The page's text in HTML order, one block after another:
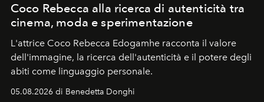
Coco Rebecca alla ricerca di autenticità tra
cinema, moda e sperimentazione
L'attrice Coco Rebecca Edogamhe racconta il valore
dell'immagine, la ricerca dell'autenticità e il potere degli
abiti come linguaggio personale.
05.08.2026 di Benedetta Donghi